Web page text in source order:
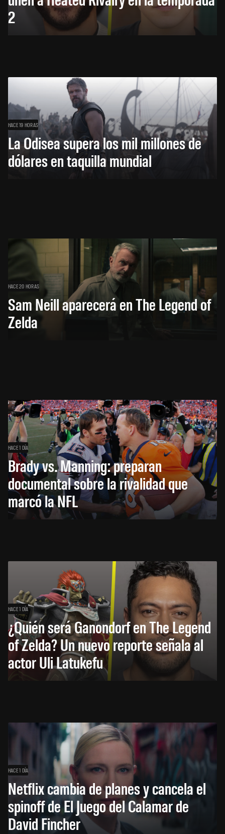
2
HACE 19 HORAS
La Odisea supera los mil millones de
dólares en taquilla mundial
HACE 20 HORAS
Sam Neill aparecerá en The Legend of
Zelda
HACE 1 DÍA
Brady vs. Manning: preparan
documental sobre la rivalidad que
marcó la NFL
HACE 1 DÍA
¿Quién será Ganondorf en The Legend
of Zelda? Un nuevo reporte señala al
actor Uli Latukefu
HACE 1 DÍA
Netflix cambia de planes y cancela el
spinoff de El Juego del Calamar de
David Fincher